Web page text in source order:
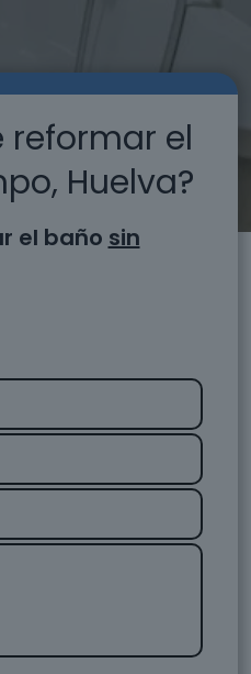
reformar el
Huelva?
el baño sin